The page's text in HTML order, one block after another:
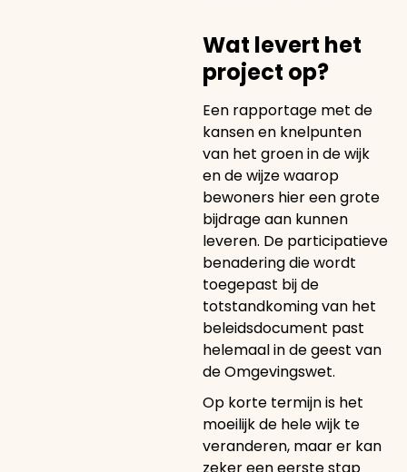
Wat levert het
project op?
Een rapportage met de
kansen en knelpunten
van het groen in de wijk
en de wijze waarop
bewoners hier een grote
bijdrage aan kunnen
leveren. De participatieve
benadering die wordt
toegepast bij de
totstandkoming van het
beleidsdocument past
helemaal in de geest van
de Omgevingswet.
Op korte termijn is het
moeilijk de hele wijk te
veranderen, maar er kan